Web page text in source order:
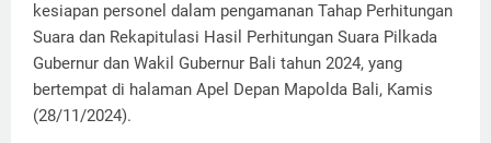
kesiapan personel dalam pengamanan Tahap Perhitungan
Suara dan Rekapitulasi Hasil Perhitungan Suara Pilkada
Gubernur dan Wakil Gubernur Bali tahun 2024, yang
bertempat di halaman Apel Depan Mapolda Bali, Kamis
(28/11/2024).